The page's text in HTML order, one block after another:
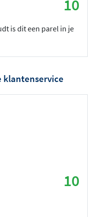
10
is dit een parel in je
klantenservice
10